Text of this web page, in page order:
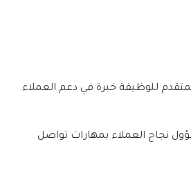
للوظيفة خبرة في دعم العملاء.
نجاح العملاء بمهارات تواصل